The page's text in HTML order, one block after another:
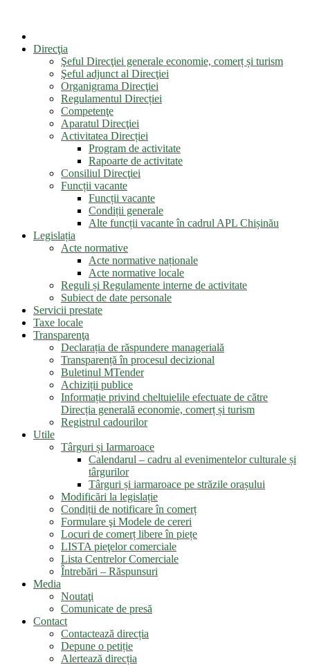
Direcţia
Şeful Direcţiei generale economie, comerț și turism
Şeful adjunct al Direcţiei
Organigrama Direcţiei
Regulamentul Direcției
Competenţe
Aparatul Direcţiei
Activitatea Direcției
Program de activitate
Rapoarte de activitate
Consiliul Direcţiei
Funcții vacante
Funcții vacante
Condiții generale
Alte funcții vacante în cadrul APL Chișinău
Legislația
Acte normative
Acte normative naționale
Acte normative locale
Reguli și Regulamente interne de activitate
Subiect de date personale
Servicii prestate
Taxe locale
Transparenţa
Declarația de răspundere managerială
Transparență în procesul decizional
Buletinul MTender
Achiziții publice
Informație privind cheltuielile efectuate de către
Direcția generală economie, comerț și turism
Registrul cadourilor
Utile
Târguri și Iarmaroace
Calendarul – cadru al evenimentelor culturale și
târgurilor
Târguri și iarmaroace pe străzile orașului
Modificări la legislație
Condiții de notificare în comerț
Formulare şi Modele de cereri
Locuri de comerț libere în piețe
LISTA pieţelor comerciale
Lista Centrelor Comerciale
Întrebări – Răspunsuri
Media
Noutaţi
Comunicate de presă
Contact
Contactează direcția
Depune o petiție
Alertează direcția